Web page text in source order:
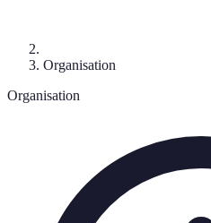
Organisation
Organisation